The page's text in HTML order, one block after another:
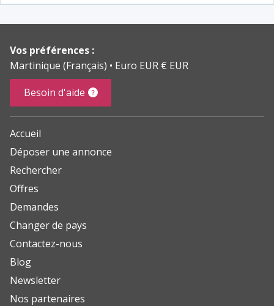
Vos préférences :
Martinique (Français)
Euro EUR € EUR
Besoin d'aide
Accueil
Déposer une annonce
Rechercher
Offres
Demandes
Changer de pays
Contactez-nous
Blog
Newsletter
Nos partenaires